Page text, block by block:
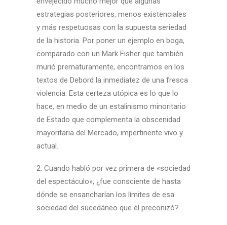
estrategias posteriores, menos existenciales
y más respetuosas con la supuesta seriedad
de la historia. Por poner un ejemplo en boga,
comparado con un Mark Fisher que también
murió prematuramente, encontramos en los
textos de Debord la inmediatez de una fresca
violencia. Esta certeza utópica es lo que lo
hace, en medio de un estalinismo minoritario
de Estado que complementa la obscenidad
mayoritaria del Mercado, impertinente vivo y
actual.
2. Cuando habló por vez primera de «sociedad
del espectáculo», ¿fue consciente de hasta
dónde se ensancharían los límites de esa
sociedad del sucedáneo que él preconizó?